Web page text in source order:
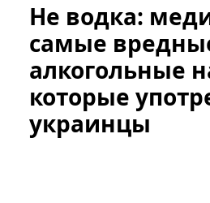
Не водка:
самые
алкогольные
которые
украинцы